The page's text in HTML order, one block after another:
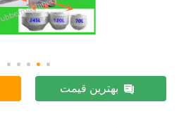
بهترین قیمت